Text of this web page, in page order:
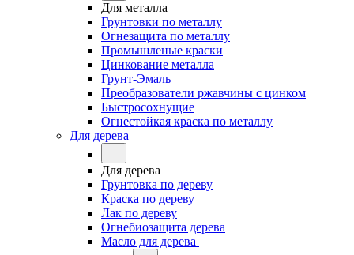
Для металла
Грунтовки по металлу
Огнезащита по металлу
Промышленые краски
Цинкование металла
Грунт-Эмаль
Преобразователи ржавчины с цинком
Быстросохнущие
Огнестойкая краска по металлу
Для дерева
Для дерева
Грунтовка по дереву
Краска по дереву
Лак по дереву
Огнебиозащита дерева
Масло для дерева